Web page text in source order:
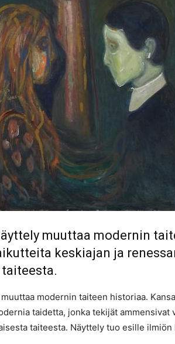
muuttaa modernin
keskiajan ja
modernin taiteen historiaa.
taidetta, jonka tekijät ammensivat
taiteesta. Näyttely tuo esille